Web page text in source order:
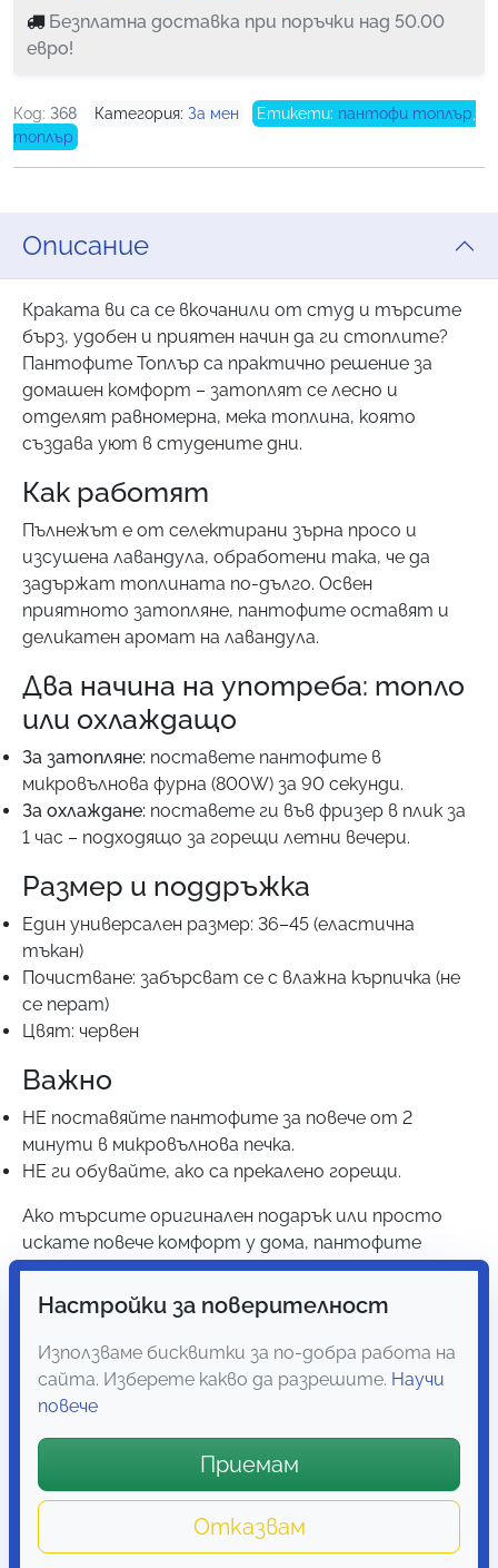
Безплатна доставка при поръчки над 50.00
евро!
Код: 368 Категория: За мен Етикети: пантофи топлър
топлър
Описание
Краката ви са се вкочанили от студ и търсите
бърз, удобен и приятен начин да ги стоплите?
Пантофите Топлър са практично решение за
домашен комфорт – затоплят се лесно и
отделят равномерна, мека топлина, която
създава уют в студените дни.
Как работят
Пълнежът е от селектирани зърна просо и
изсушена лавандула, обработени така, че да
задържат топлината по-дълго. Освен
приятното затопляне, пантофите оставят и
деликатен аромат на лавандула.
Два начина на употреба: топло
или охлаждащо
За затопляне: поставете пантофите в
микровълнова фурна (800W) за 90 секунди.
За охлаждане: поставете ги във фризер в плик за
1 час – подходящо за горещи летни вечери.
Размер и поддръжка
Един универсален размер: 36–45 (еластична
тъкан)
Почистване: забърсват се с влажна кърпичка (не
се перат)
Цвят: червен
Важно
НЕ поставяйте пантофите за повече от 2
минути в микровълнова печка.
НЕ ги обувaйте, ако са прекалено горещи.
Ако търсите оригинален подарък или просто
искате повече комфорт у дома, пантофите
Топлър са избор, който ще използвате с
удоволствие.
Настройки за поверителност
Използваме бисквитки за по-добра работа на
сайта. Изберете какво да разрешите. Научи
повече
Приемам
Отказвам